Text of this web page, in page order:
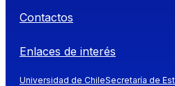
Contactos
Enlaces de interés
Universidad de ChileSecretaría de